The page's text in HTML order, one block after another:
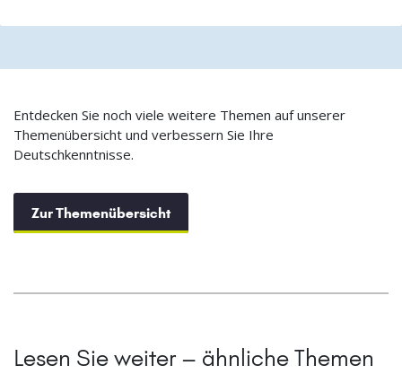
Entdecken Sie noch viele weitere Themen auf unserer
Themenübersicht und verbessern Sie Ihre
Deutschkenntnisse.
Zur Themenübersicht
Lesen Sie weiter – ähnliche Themen